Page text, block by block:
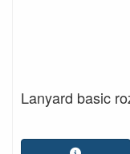
Lanyard basic